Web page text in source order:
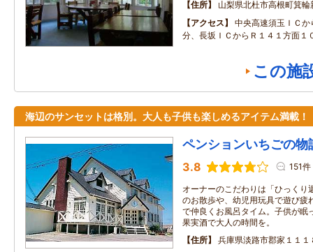
住所
山梨県北杜市高根町箕
アクセス
中央高速須玉ＩＣ
分、長坂ＩＣからＲ１４１方面１
この施
海辺のサンセットは格別。大人も子供も楽しめるアイテム満載！
ペンションいちごの物
3.8 151件
オーナーのこだわりは「ひっくり
のお散歩や、幼児用玩具で遊び疲
で仲良くお風呂タイム。子供が眠
果実酒で大人の時間を。
住所
兵庫県淡路市郡家１１１